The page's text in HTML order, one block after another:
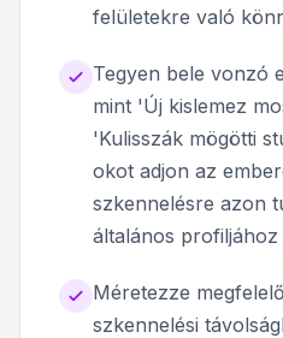
felületekre való
Tegyen bele vonzó
mint 'Új kislemez
'Kulisszák mögötti
okot adjon az
szkennelésre azon
általános
Méretezze
szkennelési